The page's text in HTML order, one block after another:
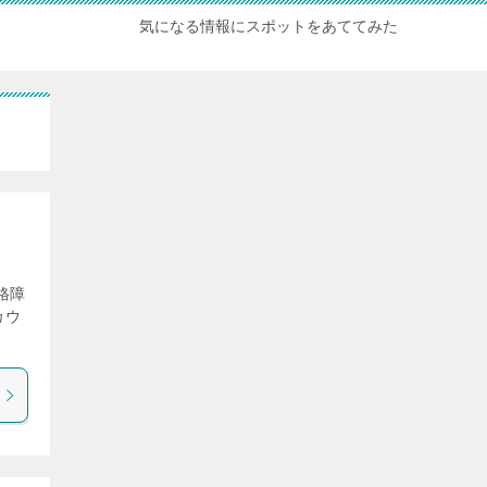
気になる情報にスポットをあててみた
障
ウ